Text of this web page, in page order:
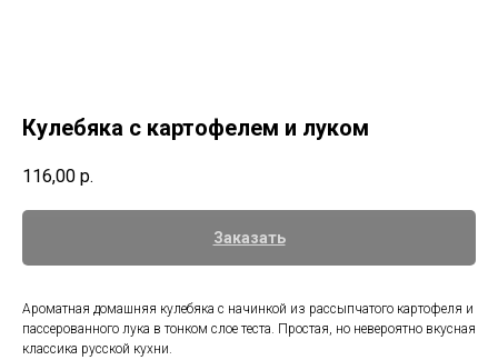
Кулебяка с картофелем и луком
116,00 р.
Заказать
Ароматная домашняя кулебяка с начинкой из рассыпчатого картофеля и
пассерованного лука в тонком слое теста. Простая, но невероятно вкусная
классика русской кухни.